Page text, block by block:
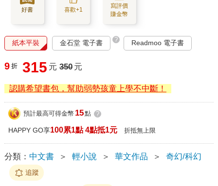
好書 喜歡+1
寫評價
賺金幣
紙本平裝 金石堂 電子書 ? Readmoo 電子書
9 折 315 元 350 元
認購希望書包，幫助弱勢孩童上學不中斷！
預計最高可得金幣 15點 ?
HAPPY GO享100累1點 4點抵1元 折抵無上限
分類： 中文書 ＞ 輕小說 ＞ 華文作品 ＞ 奇幻/科幻
追蹤